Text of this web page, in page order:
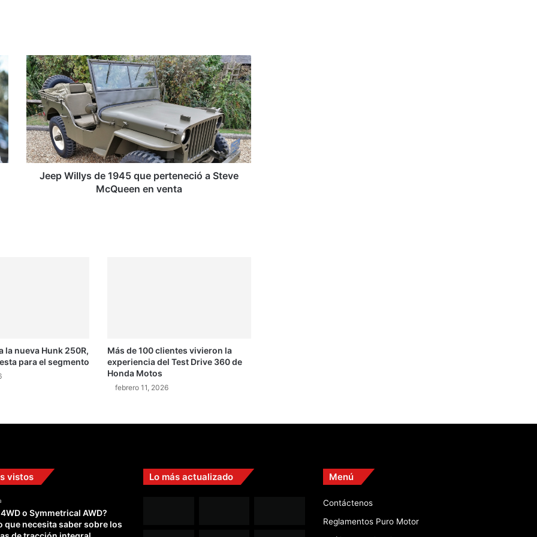
J
e
e
p
W
i
l
l
y
e
n
a
v
c
Q
Jeep Willys de 1945 que perteneció a Steve
McQueen en venta
la nueva Hunk 250R,
para el segmento
Más de 100 clientes vivieron la
experiencia del Test Drive 360 de
Honda Motos
febrero 11, 2026
vistos
4WD o Symmetrical AWD?
que necesita saber sobre los
Lo más actualizado Menú
Contáctenos
Reglamentos Puro Motor